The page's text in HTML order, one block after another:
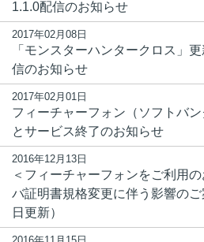
1.1.0配信のお知らせ
2017年02月08日
「モンスターハンタークロス」
信のお知らせ
2017年02月01日
フィーチャーフォン（ソフトバ
とサービス終了のお知らせ
2016年12月13日
＜フィーチャーフォンをご利用
バ証明書規格変更に伴う影響の
日更新）